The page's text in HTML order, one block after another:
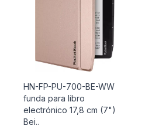
HN-FP-PU-700-BE-WW
funda para libro
electrónico 17,8 cm (7")
Bei..